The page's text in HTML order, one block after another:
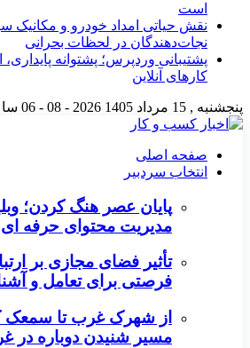
است
نقش حیاتی امداد خودرو و مکانیک
نجات‌دهندگان در لحظات بحرانی
پشتیبانی وردپرس؛ پشتوانه
کارهای آنلاین
پنجشنبه , 15 مرداد 1405 2026 - 08 - 06
صفحه اصلی
انتخاب سردبیر
پایان عصر هنگ کردن؛
مدیریت محتوای حرفه ای
تأثیر فضای مجازی بر
فرصتی برای تعامل و
از شهرک غرب تا سمعک
مسیر شنیدن دوباره در